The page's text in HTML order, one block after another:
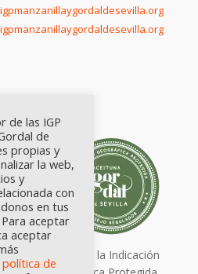
Origen. Sellos de la Indicación
de las IGP
de
propias y
la web,
y
con
en tus
aceptar
aceptar
política de